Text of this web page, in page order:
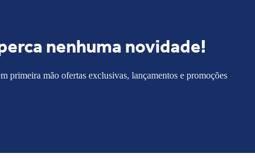
nenhuma novidade!
primeira mão ofertas exclusivas, lançamentos e promoções